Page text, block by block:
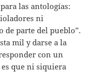
las antologías:
ni
de parte del pueblo”.
mil y darse a la
con un
que ni siquiera